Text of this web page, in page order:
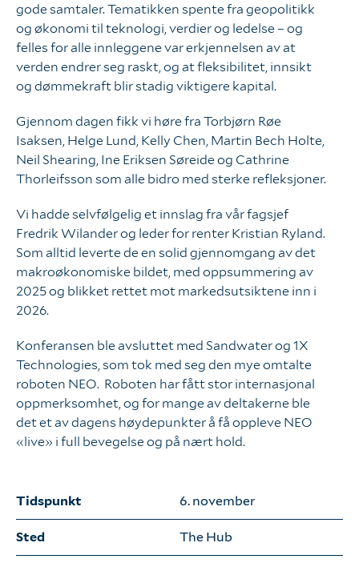
Våre tjenester
Enigma
Våre ansatte
gode samtaler. Tematikken spente fra geopolitikk
og økonomi til teknologi, verdier og ledelse – og
felles for alle innleggene var erkjennelsen av at
verden endrer seg raskt, og at fleksibilitet, innsikt
og dømmekraft blir stadig viktigere kapital.
Gjennom dagen fikk vi høre fra Torbjørn Røe
Isaksen, Helge Lund, Kelly Chen, Martin Bech Holte,
Neil Shearing, Ine Eriksen Søreide og Cathrine
Thorleifsson som alle bidro med sterke refleksjoner.
Vi hadde selvfølgelig et innslag fra vår fagsjef
Fredrik Wilander og leder for renter Kristian Ryland.
Som alltid leverte de en solid gjennomgang av det
makroøkonomiske bildet, med oppsummering av
2025 og blikket rettet mot markedsutsiktene inn i
2026.
Konferansen ble avsluttet med Sandwater og 1X
Technologies, som tok med seg den mye omtalte
roboten NEO. Roboten har fått stor internasjonal
oppmerksomhet, og for mange av deltakerne ble
det et av dagens høydepunkter å få oppleve NEO
«live» i full bevegelse og på nært hold.
Tidspunkt 6. november
Sted The Hub